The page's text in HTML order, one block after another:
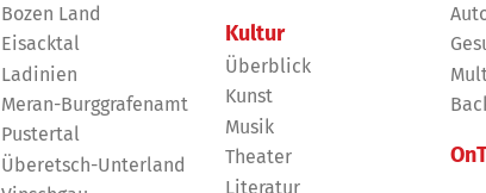
Bozen Land
Eisacktal
Ladinien
Meran-Burggrafenamt
Pustertal
Überetsch-Unterland
Kultur
Überblick
Kunst
Musik
Theater
Literatur